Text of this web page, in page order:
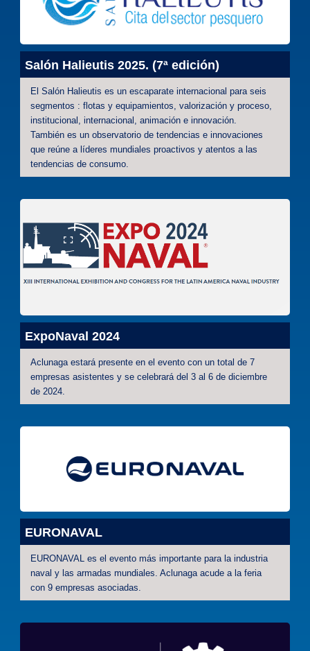
Salón Halieutis 2025. (7ª edición)
El Salón Halieutis es un escaparate internacional para seis
segmentos : flotas y equipamientos, valorización y proceso,
institucional, internacional, animación e innovación.
También es un observatorio de tendencias e innovaciones
que reúne a líderes mundiales proactivos y atentos a las
tendencias de consumo.
ExpoNaval 2024
Aclunaga estará presente en el evento con un total de 7
empresas asistentes y se celebrará del 3 al 6 de diciembre
de 2024.
EURONAVAL
EURONAVAL es el evento más importante para la industria
naval y las armadas mundiales. Aclunaga acude a la feria
con 9 empresas asociadas.